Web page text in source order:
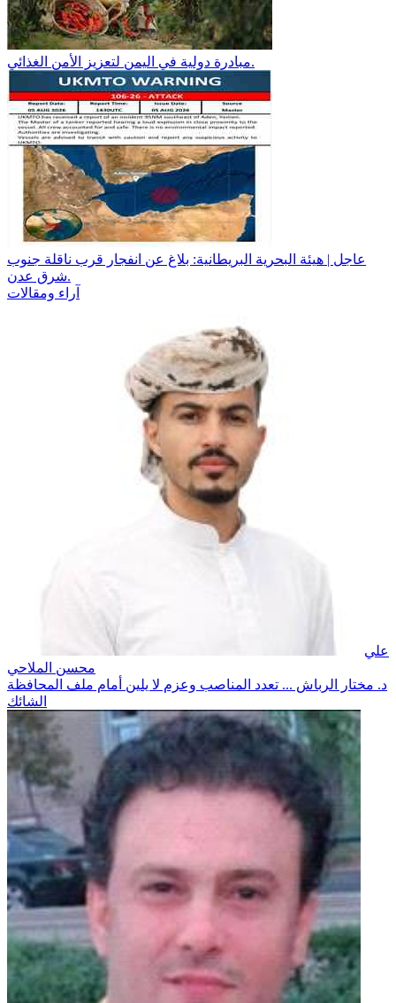
مبادرة دولية في اليمن لتعزيز الأمن الغذائي.
عاجل | هيئة البحرية البريطانية: بلاغ عن انفجار قرب ناقلة جنوب
شرق عدن.
آراء ومقالات
علي
محسن الملاحي
د. مختار الرباش ... تعدد المناصب وعزم لا يلين أمام ملف المحافظة
الشائك